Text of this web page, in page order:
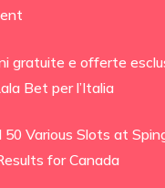
gratuite e offerte
Bet per l’Italia
50 Various Slots at
for Canada